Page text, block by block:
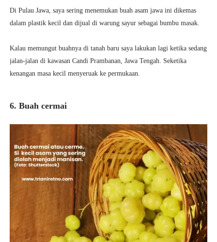
Di Pulau Jawa, saya sering menemukan buah asam jawa ini dikemas
dalam plastik kecil dan dijual di warung sayur sebagai bumbu masak.
Kalau memungut buahnya di tanah baru saya lakukan lagi ketika sedang
jalan-jalan di kawasan Candi Prambanan, Jawa Tengah. Seketika
kenangan masa kecil menyeruak ke permukaan.
6. Buah cermai